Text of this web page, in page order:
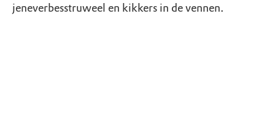
jeneverbesstruweel en kikkers in de vennen.